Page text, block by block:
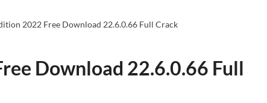
2022 Free Download 22.6.0.66 Full Crack
Download 22.6.0.66 Full